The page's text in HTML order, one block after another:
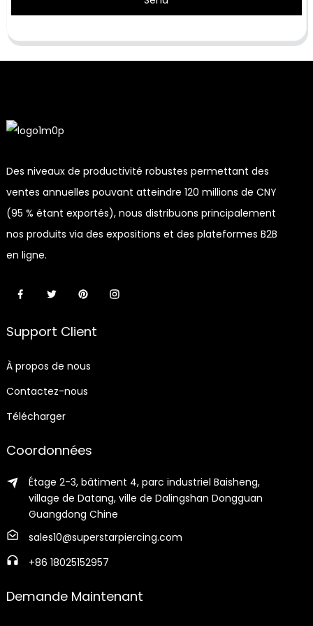
Des niveaux de productivité robustes permettant des
ventes annuelles pouvant atteindre 120 millions de CNY
(95 % étant exportés), nous distribuons principalement
nos produits via des expositions et des plateformes B2B
en ligne.
Support Client
À propos de nous
Contactez-nous
Télécharger
Coordonnées
Étage 2-3, bâtiment 4, parc industriel Baisheng,
village de Datang, ville de Dalingshan Dongguan
Guangdong Chine
sales10@superstarpiercing.com
+86 18025152957
Demande Maintenant